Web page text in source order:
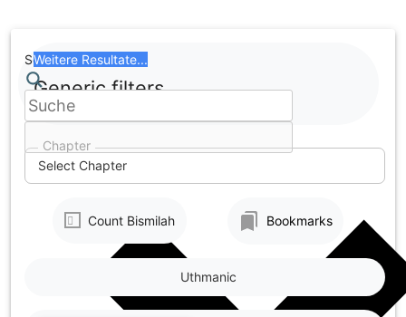
to
content
Chapter
Select Chapter
Search
Weitere Resultate...
Generic filters
Count Bismilah Bookmarks
Uthmanic